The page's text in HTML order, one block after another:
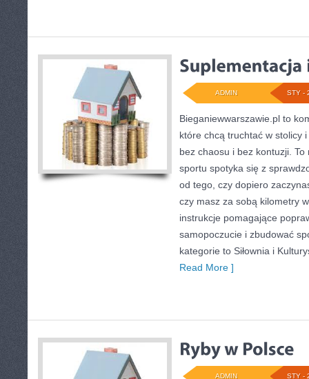
STY -
ADMIN
Bieganiewwarszawie.pl to
które chcą truchtać w stolicy
bez chaosu i bez kontuzji. To
sportu spotyka się z
od tego, czy dopiero
czy masz za sobą kilometry
instrukcje pomagające
samopoczucie i zbudować
kategorie to Siłownia i
Read More ]
STY -
ADMIN